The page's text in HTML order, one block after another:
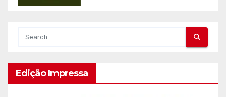
Edição Impressa